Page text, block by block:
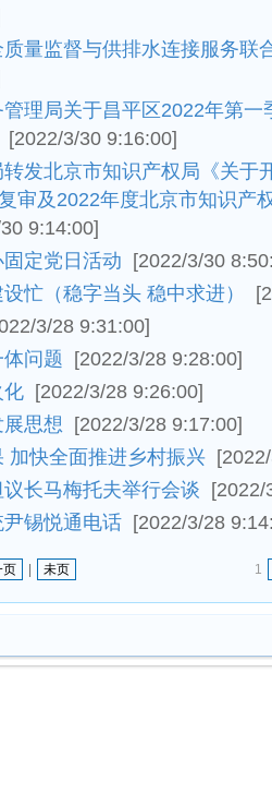
量监督与供排水连接服务联
理局关于昌平区2022年第一
[2022/3/30 9:16:00]
发北京市知识产权局《关于
审及2022年度北京市知识产
9:14:00]
定党日活动 [2022/3/30
忙（稳字当头 稳中求进）
3/28 9:31:00]
问题 [2022/3/28 9:28:00]
化 [2022/3/28 9:26:00]
思想
[2022/3/28 9:17:00]
加快全面推进乡村振兴
长马梅托夫举行会谈 [2022/
锡悦通电话 [2022/3/28
页 未页 1